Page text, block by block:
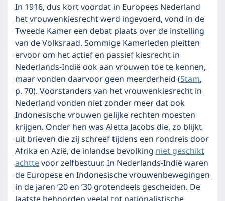
In 1916, dus kort voordat in Europees Nederland
het vrouwenkiesrecht werd ingevoerd, vond in de
Tweede Kamer een debat plaats over de instelling
van de Volksraad. Sommige Kamerleden pleitten
ervoor om het actief en passief kiesrecht in
Nederlands-Indië ook aan vrouwen toe te kennen,
maar vonden daarvoor geen meerderheid (Stam,
p. 70). Voorstanders van het vrouwenkiesrecht in
Nederland vonden niet zonder meer dat ook
Indonesische vrouwen gelijke rechten moesten
krijgen. Onder hen was Aletta Jacobs die, zo blijkt
uit brieven die zij schreef tijdens een rondreis door
Afrika en Azië, de inlandse bevolkingniet geschikt
achttevoor zelfbestuur. In Nederlands-Indië waren
de Europese en Indonesische vrouwenbewegingen
in de jaren ’20 en ’30 grotendeels gescheiden. De